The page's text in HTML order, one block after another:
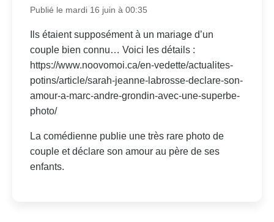
Publié le mardi 16 juin à 00:35
Ils étaient supposément à un mariage d’un
couple bien connu… Voici les détails :
https://www.noovomoi.ca/en-vedette/actualites-
potins/article/sarah-jeanne-labrosse-declare-son-
amour-a-marc-andre-grondin-avec-une-superbe-
photo/
La comédienne publie une très rare photo de
couple et déclare son amour au père de ses
enfants.